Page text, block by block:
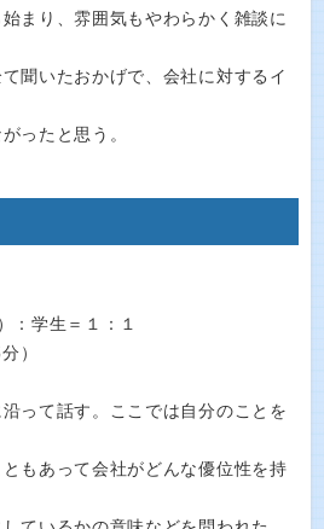
まり、雰囲気もやわらかく雑談に
聞いたおかげで、会社に対するイ
ったと思う。
学生＝１：１
）
って話す。ここでは自分のことを
もあって会社がどんな優位性を持